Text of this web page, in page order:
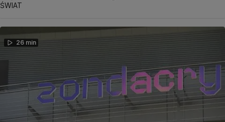
ŚWIAT
26 min